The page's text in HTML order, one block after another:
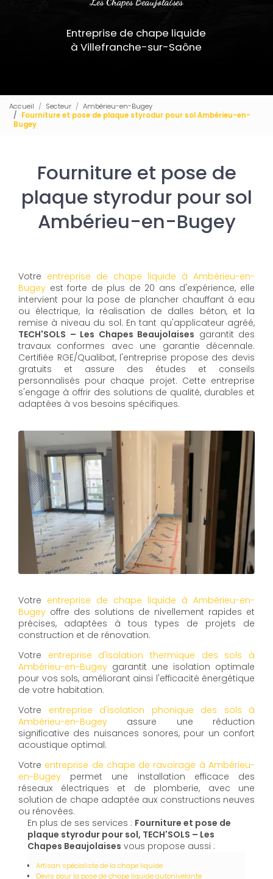
Entreprise de chape liquide
à Villefranche-sur-Saône
Accueil Secteur
Ambérieu-en-Bugey
Fourniture et pose de plaque styrodur pour sol Ambérieu-en-
Bugey
Fourniture et pose de
plaque styrodur pour sol
Ambérieu-en-Bugey
Votre entreprise de chape liquide à Ambérieu-en-
Bugey est forte de plus de 20 ans d'expérience, elle
intervient pour la pose de plancher chauffant à eau
ou électrique, la réalisation de dalles béton, et la
remise à niveau du sol. En tant qu'applicateur agréé,
TECH'SOLS – Les Chapes Beaujolaises garantit des
travaux conformes avec une garantie décennale.
Certifiée RGE/Qualibat, l'entreprise propose des devis
gratuits et assure des études et conseils
personnalisés pour chaque projet. Cette entreprise
s'engage à offrir des solutions de qualité, durables et
adaptées à vos besoins spécifiques.
Votre entreprise de chape liquide à Ambérieu-en-
Bugey offre des solutions de nivellement rapides et
précises, adaptées à tous types de projets de
construction et de rénovation.
Votre entreprise d'isolation thermique des sols à
Ambérieu-en-Bugey garantit une isolation optimale
pour vos sols, améliorant ainsi l'efficacité énergétique
de votre habitation.
Votre entreprise d'isolation phonique des sols à
Ambérieu-en-Bugey assure une réduction
significative des nuisances sonores, pour un confort
acoustique optimal.
Votre entreprise de chape de ravoirage à Ambérieu-
en-Bugey permet une installation efficace des
réseaux électriques et de plomberie, avec une
solution de chape adaptée aux constructions neuves
ou rénovées.
En plus de ses services : Fourniture et pose de
plaque styrodur pour sol, TECH'SOLS – Les
Chapes Beaujolaises vous propose aussi :
Artisan spécialiste de la chape liquide
Devis pour la pose de chape liquide autonivelante